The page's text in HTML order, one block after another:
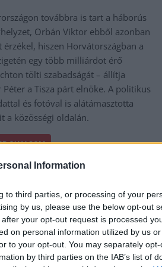
Information
to third parties, or processing of your
by us, please use the below opt-out
your opt-out request is processed
on personal information utilized by us
to your opt-out. You may separately
by third parties on the IAB’s list of
továbbra is tart a háborús
Orbán Viktor ebből azonban
érzékel, hiszen Horvátországban a
egy több milliárdot érő
tölti szabadságát – állítja
Péter a Tisza párt elnöke. A politikus
és fotóval is alátámasztotta
a közösségi oldalán.
OLVASOM
a politikusok és